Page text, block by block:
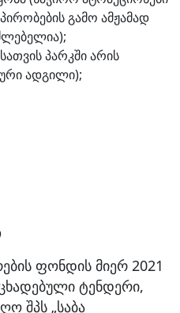
გამო ამჟამად
პარკში არის
ადგილი);
ფონდის მიერ 2021
ტენდერი,
შპს „საბა